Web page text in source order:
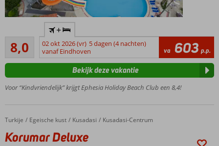
Vakantieparadijs
voor de hele
familie!
Zwembad
met
Direct
het
activiteiten
8,0
Zeer goed
39
beoordelingen
+
02 okt 2026 (vr) 5 dagen (4 nachten)
vanaf Eindhoven
va 603 p.p.
Voor “Kindvriendelijk” krijgt Ephesia Holiday Beach Club een 8,4!
Bekijk deze vakantie
Home
Turkije Egeische kust Kusadasi Kusadasi-Centrum
Korumar Deluxe
Korumar Deluxe